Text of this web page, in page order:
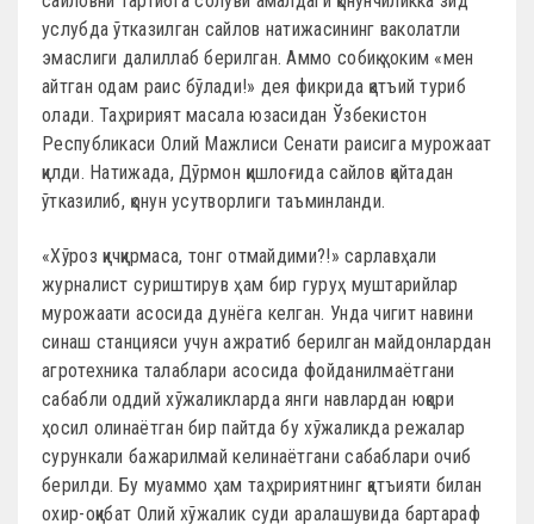
услубда ўтказилган сайлов натижасининг ваколатли
эмаслиги далиллаб берилган. Аммо собиқ ҳоким «мен
айтган одам раис бўлади!» дея фикрида қатъий туриб
олади. Таҳририят масала юзасидан Ўзбекистон
Республикаси Олий Мажлиси Сенати раисига мурожаат
қилди. Натижада, Дўрмон қишлоғида сайлов қайтадан
ўтказилиб, қонун усутворлиги таъминланди.
«Хўроз қичқирмаса, тонг отмайдими?!» сарлавҳали
журналист суриштирув ҳам бир гуруҳ муштарийлар
мурожаати асосида дунёга келган. Унда чигит навини
синаш станцияси учун ажратиб берилган майдонлардан
агротехника талаблари асосида фойданилмаётгани
сабабли оддий хўжаликларда янги навлардан юқори
ҳосил олинаётган бир пайтда бу хўжаликда режалар
сурункали бажарилмай келинаётгани сабаблари очиб
берилди. Бу муаммо ҳам таҳририятнинг қатъияти билан
охир-оқибат Олий хўжалик суди аралашувида бартараф